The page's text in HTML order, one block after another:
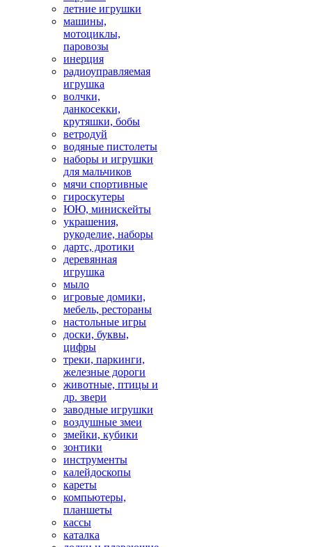
летние игрушки
машины,
мотоциклы,
паровозы
инерция
радиоуправляемая
игрушка
волчки,
данкосекки,
крутяшки, бобы
ветродуй
водяные пистолеты
наборы и игрушки
для мальчиков
мячи спортивные
гироскутеры
ЮЮ, минискейты
украшения,
рукоделие, наборы
дартс, дротики
деревянная
игрушка
мыло
игровые домики,
мебель, рестораны
настольные игры
доски, буквы,
цифры
треки, паркинги,
железные дороги
животные, птицы и
др. звери
заводные игрушки
воздушные змеи
змейки, кубики
зонтики
инструменты
калейдоскопы
кареты
компьютеры,
планшеты
кассы
каталка